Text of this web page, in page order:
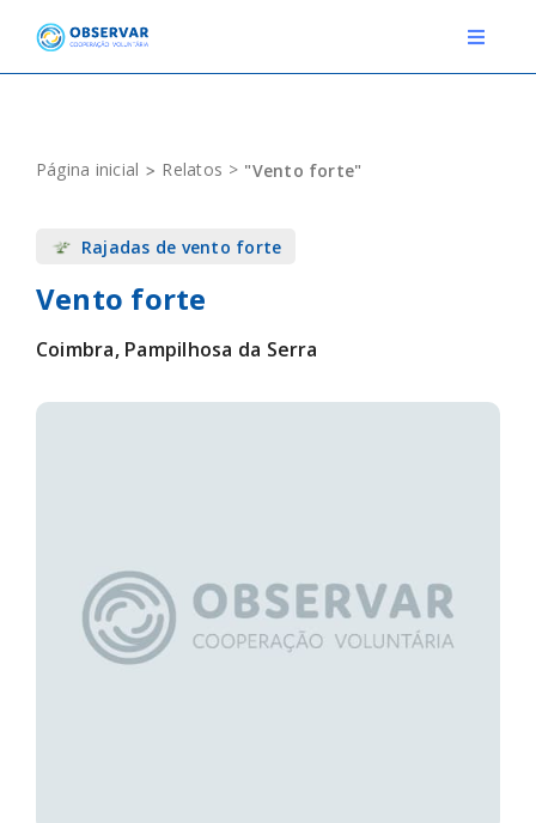
content
Toggle
EVENTOS
DEFINIÇÕES
F.A.Q.
Página inicial Relatos "Vento forte"
Rajadas de vento forte
Vento forte
Coimbra, Pampilhosa da Serra